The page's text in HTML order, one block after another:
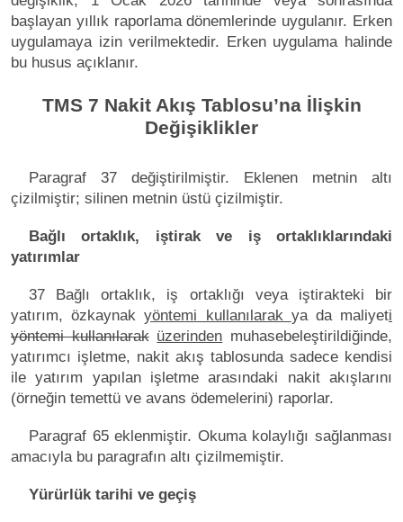
başlayan yıllık raporlama dönemlerinde uygulanır. Erken
uygulamaya izin verilmektedir. Erken uygulama halinde
bu husus açıklanır.
TMS 7 Nakit Akış Tablosu’na İlişkin
Değişiklikler
Paragraf 37 değiştirilmiştir. Eklenen metnin altı
çizilmiştir; silinen metnin üstü çizilmiştir.
Bağlı ortaklık, iştirak ve iş ortaklıklarındaki
yatırımlar
37 Bağlı ortaklık, iş ortaklığı veya iştirakteki bir
yatırım, özkaynakyöntemi kullanılarak ya da maliyeti
yöntemi kullanılarak üzerinden muhasebeleştirildiğinde,
yatırımcı işletme, nakit akış tablosunda sadece kendisi
ile yatırım yapılan işletme arasındaki nakit akışlarını
(örneğin temettü ve avans ödemelerini) raporlar.
Paragraf 65 eklenmiştir. Okuma kolaylığı sağlanması
amacıyla bu paragrafın altı çizilmemiştir.
Yürürlük tarihi ve geçiş